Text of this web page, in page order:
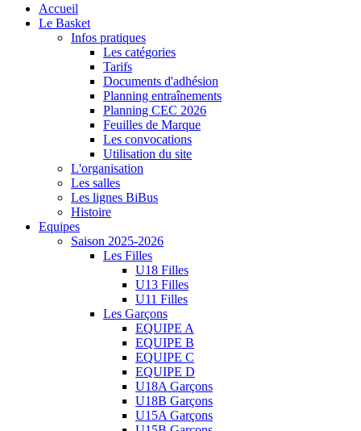
Accueil
Le Basket
Infos pratiques
Les catégories
Tarifs
Documents d'adhésion
Planning entraînements
Planning CEC 2026
Feuilles de Marque
Les convocations
Utilisation du site
L'organisation
Les salles
Les lignes BiBus
Histoire
Equipes
Saison 2025-2026
Les Filles
U18 Filles
U13 Filles
U11 Filles
Les Garçons
EQUIPE A
EQUIPE B
EQUIPE C
EQUIPE D
U18A Garçons
U18B Garçons
U15A Garçons